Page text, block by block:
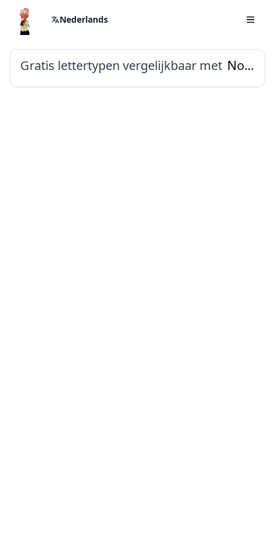
Nederlands
Gratis lettertypen vergelijkbaar met Noto Sans Ol Chiki